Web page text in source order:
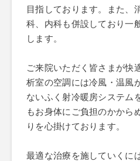
目指しております。また、
科、内科も併設しており一
します。
ご来院いただく皆さまが快
析室の空調には冷風・温風
ないふく射冷暖房システム
もお身体にご負担のかから
りを心掛けております。
最適な治療を施していくに